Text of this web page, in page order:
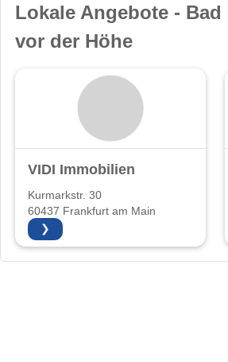
Lokale Angebote - Bad
vor der Höhe
VIDI Immobilien
Kurmarkstr. 30
60437 Frankfurt am Main
❯